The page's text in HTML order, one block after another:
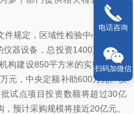
规定，区域性检验中心建设15
器设备，总投资1400万元，中
构建设850平方米的实验室，购
元，中央定额补助600万元。仪
试点项目投资数额将超过30亿
预计采购规模将接近20亿元。
电话咨询
扫码加微信